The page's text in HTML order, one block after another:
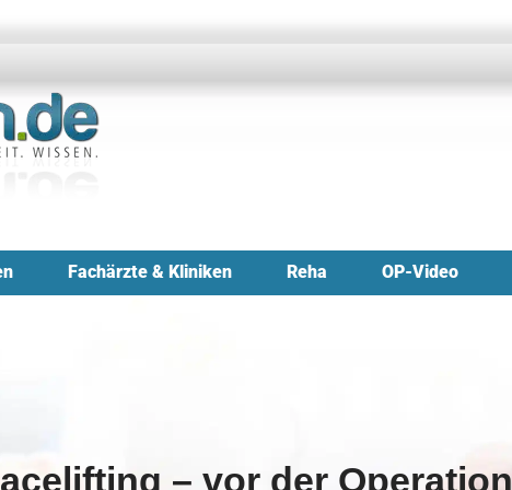
Fachärzte & Kliniken Reha OP-Video
– vor der Operation